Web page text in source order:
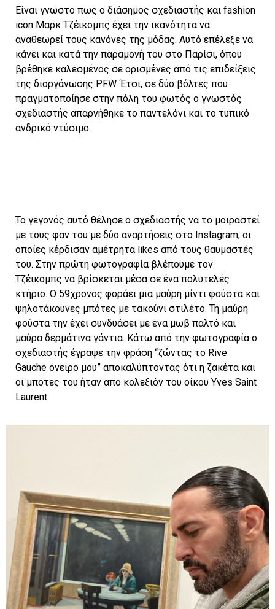
Είναι γνωστό πως ο διάσημος σχεδιαστής και fashion
icon Μαρκ Τζέικομπς έχει την ικανότητα να
αναθεωρεί τους κανόνες της μόδας. Αυτό επέλεξε να
κάνει και κατά την παραμονή του στο Παρίσι, όπου
βρέθηκε καλεσμένος σε ορισμένες από τις επιδείξεις
της διοργάνωσης PFW. Έτσι, σε δύο βόλτες που
πραγματοποίησε στην πόλη του φωτός ο γνωστός
σχεδιαστής απαρνήθηκε το παντελόνι και το τυπικό
ανδρικό ντύσιμο.
Το γεγονός αυτό θέλησε ο σχεδιαστής να το μοιραστεί
με τους φαν του με δύο αναρτήσεις στο Instagram, οι
οποίες κέρδισαν αμέτρητα likes από τους θαυμαστές
του. Στην πρώτη φωτογραφία βλέπουμε τον
Τζέικομπς να βρίσκεται μέσα σε ένα πολυτελές
κτήριο. Ο 59χρονος φοράει μια μαύρη μίντι φούστα και
ψηλοτάκουνες μπότες με τακούνι στιλέτο. Τη μαύρη
φούστα την έχει συνδυάσει με ένα μωβ παλτό και
μαύρα δερμάτινα γάντια. Κάτω από την φωτογραφία ο
σχεδιαστής έγραψε την φράση “ζώντας το Rive
Gauche όνειρο μου” αποκαλύπτοντας ότι η ζακέτα και
οι μπότες του ήταν από κολεξιόν του οίκου Yves Saint
Laurent.